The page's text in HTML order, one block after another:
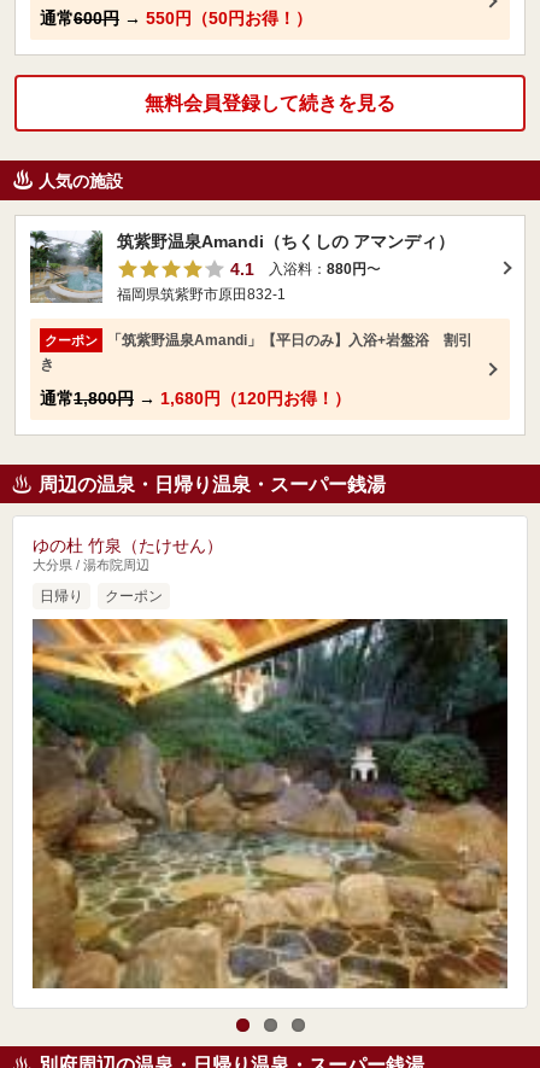
通常600円 → 550円（50円お得！）
無料会員登録して続きを見る
人気の施設
筑紫野温泉Amandi（ちくしの アマンディ）
4.1
入浴料： 880円〜
福岡県筑紫野市原田832-1
クーポン
「筑紫野温泉Amandi」【平日のみ】入浴+岩盤浴 割引
き
通常1,800円 → 1,680円（120円お得！）
周辺の温泉・日帰り温泉・スーパー銭湯
ゆの杜 竹泉（たけせん）
大分県 / 湯布院周辺
日帰り クーポン